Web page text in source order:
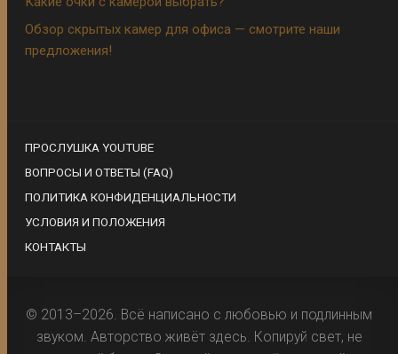
Обзор скрытых камер для офиса — смотрите наши
предложения!
ПРОСЛУШКА YOUTUBE
ВОПРОСЫ И ОТВЕТЫ (FAQ)
ПОЛИТИКА КОНФИДЕНЦИАЛЬНОСТИ
УСЛОВИЯ И ПОЛОЖЕНИЯ
КОНТАКТЫ
© 2013–2026. Всё написано с любовью и подлинным
звуком. Авторство живёт здесь. Копируй свет, не